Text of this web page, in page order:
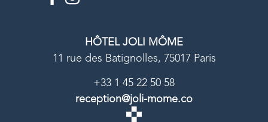
HÔTEL JOLI MÔME
11 rue des Batignolles, 75017 Paris
+33 1 45 22 50 58
reception@joli-mome.co